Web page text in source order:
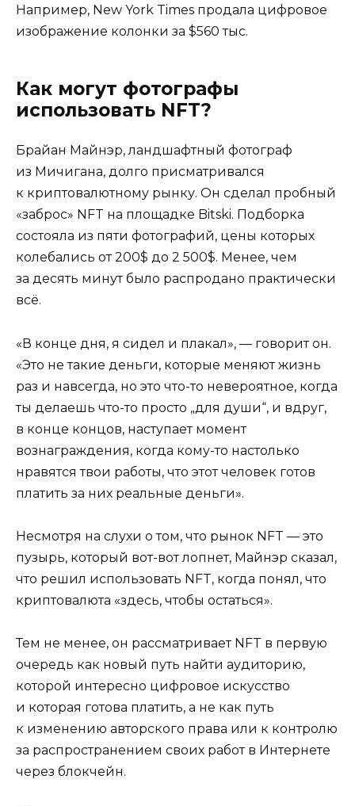
Например, New York Times продала цифровое
изображение колонки за $560 тыс.
Как могут фотографы
использовать NFT?
Брайан Майнэр, ландшафтный фотограф
из Мичигана, долго присматривался
к криптовалютному рынку. Он сделал пробный
«заброс» NFT на площадке Bitski. Подборка
состояла из пяти фотографий, цены которых
колебались от 200$ до 2 500$. Менее, чем
за десять минут было распродано практически
всё.
«В конце дня, я сидел и плакал», — говорит он.
«Это не такие деньги, которые меняют жизнь
раз и навсегда, но это что-то невероятное, когда
ты делаешь что-то просто „для души“, и вдруг,
в конце концов, наступает момент
вознаграждения, когда кому-то настолько
нравятся твои работы, что этот человек готов
платить за них реальные деньги».
Несмотря на слухи о том, что рынок NFT — это
пузырь, который вот-вот лопнет, Майнэр сказал,
что решил использовать NFT, когда понял, что
криптовалюта «здесь, чтобы остаться».
Тем не менее, он рассматривает NFT в первую
очередь как новый путь найти аудиторию,
которой интересно цифровое искусство
и которая готова платить, а не как путь
к изменению авторского права или к контролю
за распространением своих работ в Интернете
через блокчейн.